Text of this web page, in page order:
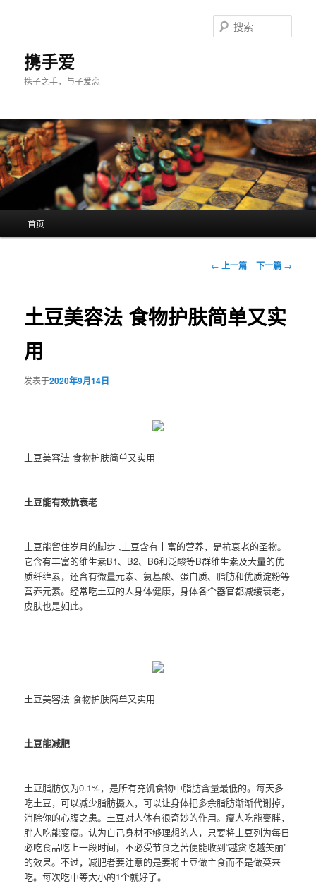
携手爱
携子之手，与子爱恋
索
首页
文
航
← 上一篇 下一篇 →
土豆美容法 食物护肤简单又实
用
发表于2020年9月14日
土豆美容法 食物护肤简单又实用
土豆能有效抗衰老
土豆能留住岁月的脚步 ,土豆含有丰富的营养，是抗衰老的圣物。
它含有丰富的维生素B1、B2、B6和泛酸等B群维生素及大量的优
质纤维素，还含有微量元素、氨基酸、蛋白质、脂肪和优质淀粉等
营养元素。经常吃土豆的人身体健康，身体各个器官都减缓衰老，
皮肤也是如此。
土豆美容法 食物护肤简单又实用
土豆能减肥
土豆脂肪仅为0.1%，是所有充饥食物中脂肪含量最低的。每天多
吃土豆，可以减少脂肪摄入，可以让身体把多余脂肪渐渐代谢掉，
消除你的心腹之患。土豆对人体有很奇妙的作用。瘦人吃能变胖，
胖人吃能变瘦。认为自己身材不够理想的人，只要将土豆列为每日
必吃食品吃上一段时间，不必受节食之苦便能收到“越贪吃越美丽”
的效果。不过，减肥者要注意的是要将土豆做主食而不是做菜来
吃。每次吃中等大小的1个就好了。